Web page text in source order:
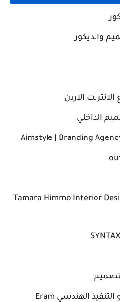
والديكور
الاردن
الداخلي
Aimstyle | Branding
Tamara Himmo Interior
شركة ارم للتصميم و التنفيذ الهندسي Eram